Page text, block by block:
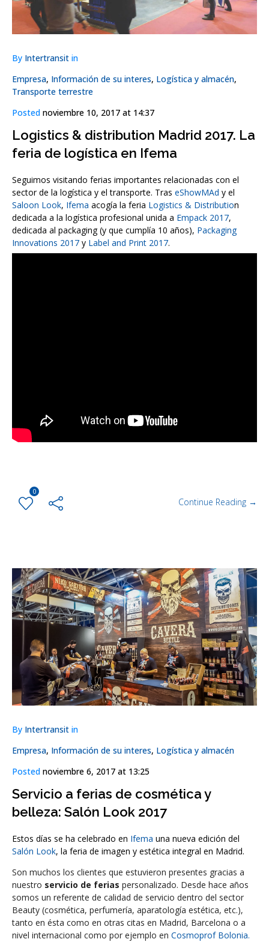
By Intertransit in
Empresa, Información de su interes, Logística y almacén,
Transporte terrestre
Posted noviembre 10, 2017 at 14:37
Logistics & distribution Madrid 2017. La
feria de logística en Ifema
Seguimos visitando ferias importantes relacionadas con el
sector de la logística y el transporte. Tras eShowMAd y el
Saloon Look, Ifema acogía la feria Logistics & Distribution
dedicada a la logística profesional unida a Empack 2017,
dedicada al packaging (y que cumplía 10 años), Packaging
Innovations 2017 y Label and Print 2017.
0
Continue Reading →
By Intertransit in
Empresa, Información de su interes, Logística y almacén
Posted noviembre 6, 2017 at 13:25
Servicio a ferias de cosmética y
belleza: Salón Look 2017
Estos días se ha celebrado en Ifema una nueva edición del
Salón Look, la feria de imagen y estética integral en Madrid.
Son muchos los clientes que estuvieron presentes gracias a
nuestro servicio de ferias personalizado. Desde hace años
somos un referente de calidad de servicio dentro del sector
Beauty (cosmética, perfumería, aparatología estética, etc.),
tanto en ésta como en otras citas en Madrid, Barcelona o a
nivel internacional como por ejemplo en Cosmoprof Bolonia.